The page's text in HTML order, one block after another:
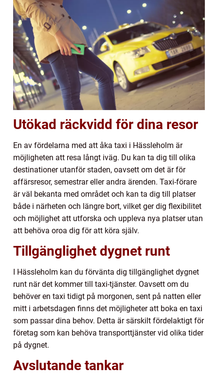
Utökad räckvidd för dina resor
En av fördelarna med att åka taxi i Hässleholm är
möjligheten att resa långt iväg. Du kan ta dig till olika
destinationer utanför staden, oavsett om det är för
affärsresor, semestrar eller andra ärenden. Taxi-förare
är väl bekanta med området och kan ta dig till platser
både i närheten och längre bort, vilket ger dig flexibilitet
och möjlighet att utforska och uppleva nya platser utan
att behöva oroa dig för att köra själv.
Tillgänglighet dygnet runt
I Hässleholm kan du förvänta dig tillgänglighet dygnet
runt när det kommer till taxi-tjänster. Oavsett om du
behöver en taxi tidigt på morgonen, sent på natten eller
mitt i arbetsdagen finns det möjligheter att boka en taxi
som passar dina behov. Detta är särskilt fördelaktigt för
företag som kan behöva transporttjänster vid olika tider
på dygnet.
Avslutande tankar